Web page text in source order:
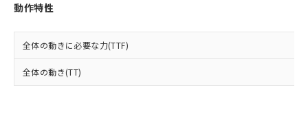
動作特性
全体の動きに必要な力(TTF)
全体の動き(TT)
および当社の共同利用者が、当社の製
品・サービスに関するお客様との取
をご了承ください。
※当社の共同利用者とは、"個人情報
下記の非含有証明書をダウンロードするこ
とができます。
EU RoHS指令（10物質）の非含有証明書